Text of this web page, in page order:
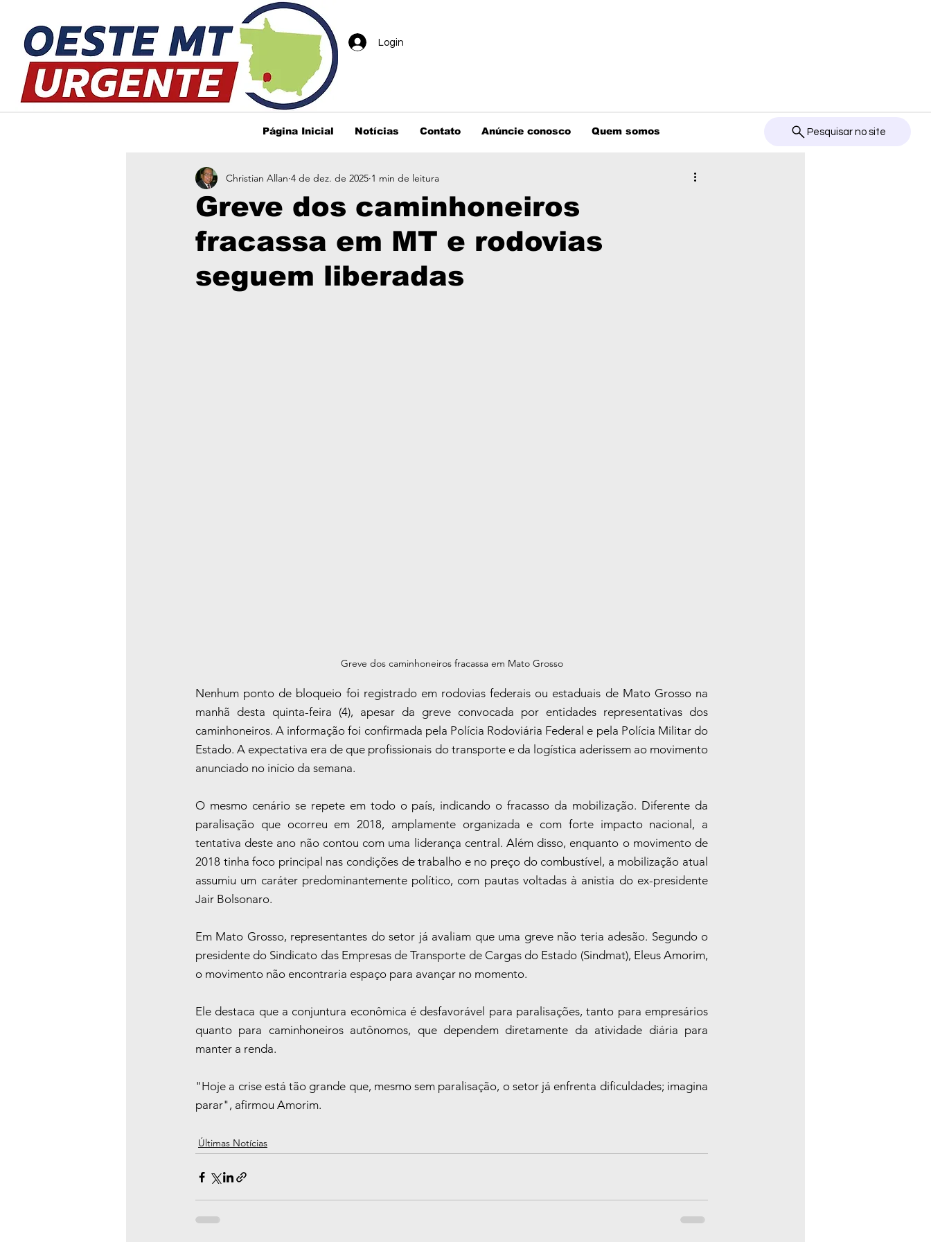
Login
Página Inicial Notícias Contato Anúncie conosco Quem somos Pesquisar no site
Greve dos caminhoneiros
fracassa em MT e rodovias
seguem liberadas
Christian Allan 4 de dez. de 2025 1 min de leitura
Greve dos caminhoneiros fracassa em Mato Grosso
Nenhum ponto de bloqueio foi registrado em rodovias federais ou estaduais de Mato Grosso na
manhã desta quinta-feira (4), apesar da greve convocada por entidades representativas dos
caminhoneiros. A informação foi confirmada pela Polícia Rodoviária Federal e pela Polícia Militar do
Estado. A expectativa era de que profissionais do transporte e da logística aderissem ao movimento
anunciado no início da semana.
O mesmo cenário se repete em todo o país, indicando o fracasso da mobilização. Diferente da
paralisação que ocorreu em 2018, amplamente organizada e com forte impacto nacional, a
tentativa deste ano não contou com uma liderança central. Além disso, enquanto o movimento de
2018 tinha foco principal nas condições de trabalho e no preço do combustível, a mobilização atual
assumiu um caráter predominantemente político, com pautas voltadas à anistia do ex-presidente
Jair Bolsonaro.
Em Mato Grosso, representantes do setor já avaliam que uma greve não teria adesão. Segundo o
presidente do Sindicato das Empresas de Transporte de Cargas do Estado (Sindmat), Eleus Amorim,
o movimento não encontraria espaço para avançar no momento.
Ele destaca que a conjuntura econômica é desfavorável para paralisações, tanto para empresários
quanto para caminhoneiros autônomos, que dependem diretamente da atividade diária para
manter a renda.
"Hoje a crise está tão grande que, mesmo sem paralisação, o setor já enfrenta dificuldades; imagina
parar", afirmou Amorim.
Últimas Notícias